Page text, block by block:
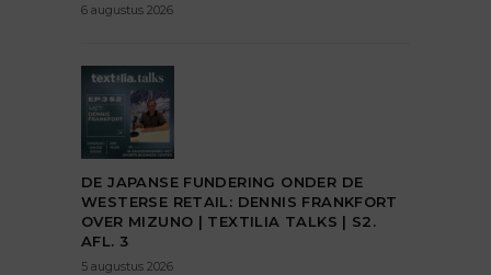
6 augustus 2026
DE JAPANSE FUNDERING ONDER DE
WESTERSE RETAIL: DENNIS FRANKFORT
OVER MIZUNO | TEXTILIA TALKS | S2.
AFL. 3
5 augustus 2026